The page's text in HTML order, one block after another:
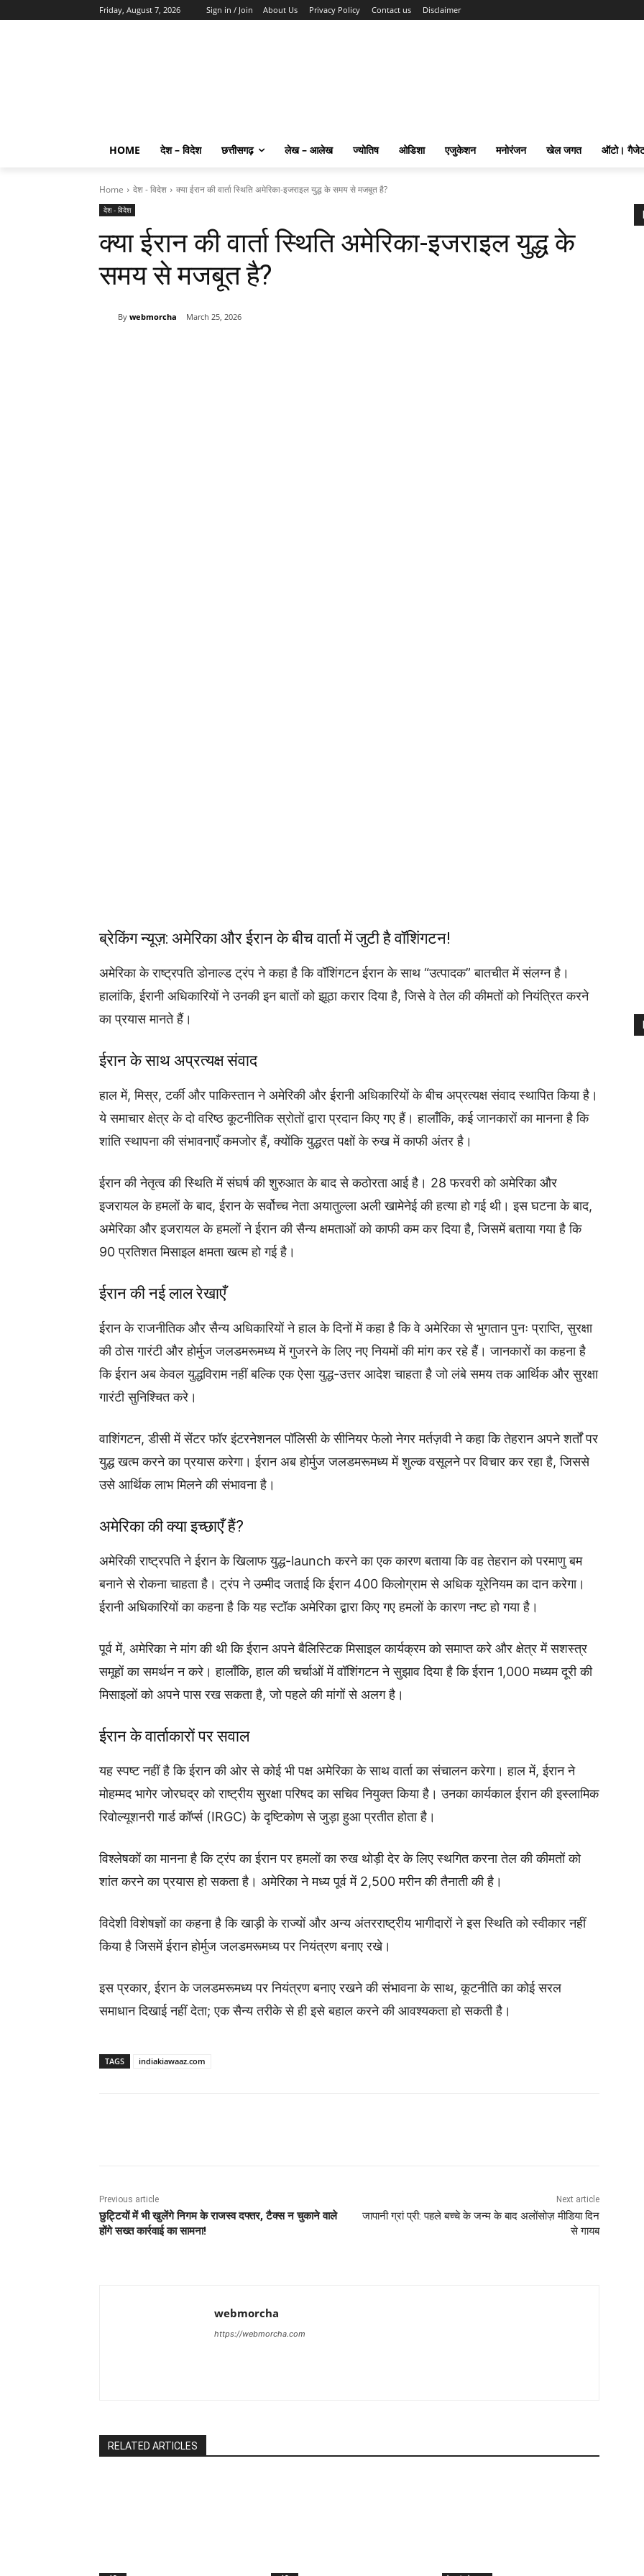
Friday, August 7, 2026 Sign in / Join About Us Privacy Policy Contact us Disclaimer
HOME देश – विदेश छत्तीसगढ़ लेख – आलेख ज्योतिष ओडिशा एजुकेशन मनोरंजन खेल जगत ऑटो।
Home देश - विदेश क्या ईरान की वार्ता स्थिति अमेरिका-इजराइल युद्ध के समय से मजबूत है?
देश - विदेश
क्या ईरान की वार्ता स्थिति अमेरिका-इजराइल युद्ध के
समय से मजबूत है?
By webmorcha March 25, 2026
ब्रेकिंग न्यूज़: अमेरिका और ईरान के बीच वार्ता में जुटी है वॉशिंगटन!
अमेरिका के राष्ट्रपति डोनाल्ड ट्रंप ने कहा है कि वॉशिंगटन ईरान के साथ “उत्पादक” बातचीत में संलग्न है।
हालांकि, ईरानी अधिकारियों ने उनकी इन बातों को झूठा करार दिया है, जिसे वे तेल की कीमतों को नियंत्रित करने
का प्रयास मानते हैं।
ईरान के साथ अप्रत्यक्ष संवाद
हाल में, मिस्र, टर्की और पाकिस्तान ने अमेरिकी और ईरानी अधिकारियों के बीच अप्रत्यक्ष संवाद स्थापित किया है।
ये समाचार क्षेत्र के दो वरिष्ठ कूटनीतिक स्रोतों द्वारा प्रदान किए गए हैं। हालाँकि, कई जानकारों का मानना है कि
शांति स्थापना की संभावनाएँ कमजोर हैं, क्योंकि युद्धरत पक्षों के रुख में काफी अंतर है।
ईरान की नेतृत्व की स्थिति में संघर्ष की शुरुआत के बाद से कठोरता आई है। 28 फरवरी को अमेरिका और
इजरायल के हमलों के बाद, ईरान के सर्वोच्च नेता अयातुल्ला अली खामेनेई की हत्या हो गई थी। इस घटना के बाद,
अमेरिका और इजरायल के हमलों ने ईरान की सैन्य क्षमताओं को काफी कम कर दिया है, जिसमें बताया गया है कि
90 प्रतिशत मिसाइल क्षमता खत्म हो गई है।
ईरान की नई लाल रेखाएँ
ईरान के राजनीतिक और सैन्य अधिकारियों ने हाल के दिनों में कहा है कि वे अमेरिका से भुगतान पुनः प्राप्ति, सुरक्षा
की ठोस गारंटी और होर्मुज जलडमरूमध्य में गुजरने के लिए नए नियमों की मांग कर रहे हैं। जानकारों का कहना है
कि ईरान अब केवल युद्धविराम नहीं बल्कि एक ऐसा युद्ध-उत्तर आदेश चाहता है जो लंबे समय तक आर्थिक और सुरक्षा
गारंटी सुनिश्चित करे।
वाशिंगटन, डीसी में सेंटर फॉर इंटरनेशनल पॉलिसी के सीनियर फेलो नेगर मर्तज़वी ने कहा कि तेहरान अपने शर्तों पर
युद्ध खत्म करने का प्रयास करेगा। ईरान अब होर्मुज जलडमरूमध्य में शुल्क वसूलने पर विचार कर रहा है, जिससे
उसे आर्थिक लाभ मिलने की संभावना है।
अमेरिका की क्या इच्छाएँ हैं?
अमेरिकी राष्ट्रपति ने ईरान के खिलाफ युद्ध-launch करने का एक कारण बताया कि वह तेहरान को परमाणु बम
बनाने से रोकना चाहता है। ट्रंप ने उम्मीद जताई कि ईरान 400 किलोग्राम से अधिक यूरेनियम का दान करेगा।
ईरानी अधिकारियों का कहना है कि यह स्टॉक अमेरिका द्वारा किए गए हमलों के कारण नष्ट हो गया है।
पूर्व में, अमेरिका ने मांग की थी कि ईरान अपने बैलिस्टिक मिसाइल कार्यक्रम को समाप्त करे और क्षेत्र में सशस्त्र
समूहों का समर्थन न करे। हालाँकि, हाल की चर्चाओं में वॉशिंगटन ने सुझाव दिया है कि ईरान 1,000 मध्यम दूरी की
मिसाइलों को अपने पास रख सकता है, जो पहले की मांगों से अलग है।
ईरान के वार्ताकारों पर सवाल
यह स्पष्ट नहीं है कि ईरान की ओर से कोई भी पक्ष अमेरिका के साथ वार्ता का संचालन करेगा। हाल में, ईरान ने
मोहम्मद भागेर जोरघद्र को राष्ट्रीय सुरक्षा परिषद का सचिव नियुक्त किया है। उनका कार्यकाल ईरान की इस्लामिक
रिवोल्यूशनरी गार्ड कॉर्प्स (IRGC) के दृष्टिकोण से जुड़ा हुआ प्रतीत होता है।
विश्लेषकों का मानना है कि ट्रंप का ईरान पर हमलों का रुख थोड़ी देर के लिए स्थगित करना तेल की कीमतों को
शांत करने का प्रयास हो सकता है। अमेरिका ने मध्य पूर्व में 2,500 मरीन की तैनाती की है।
विदेशी विशेषज्ञों का कहना है कि खाड़ी के राज्यों और अन्य अंतरराष्ट्रीय भागीदारों ने इस स्थिति को स्वीकार नहीं
किया है जिसमें ईरान होर्मुज जलडमरूमध्य पर नियंत्रण बनाए रखे।
इस प्रकार, ईरान के जलडमरूमध्य पर नियंत्रण बनाए रखने की संभावना के साथ, कूटनीति का कोई सरल
समाधान दिखाई नहीं देता; एक सैन्य तरीके से ही इसे बहाल करने की आवश्यकता हो सकती है।
TAGS indiakiawaaz.com
Previous article
छुट्टियों में भी खुलेंगे निगम के राजस्व दफ्तर, टैक्स न चुकाने वाले
होंगे सख्त कार्रवाई का सामना!
Next article
जापानी ग्रां प्री: पहले बच्चे के जन्म के बाद अलोंसोज़ मीडिया दिन
से गायब
webmorcha
https://webmorcha.com
RELATED ARTICLES